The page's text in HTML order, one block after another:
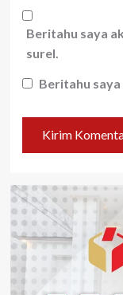
Beritahu saya
surel.
Beritahu saya